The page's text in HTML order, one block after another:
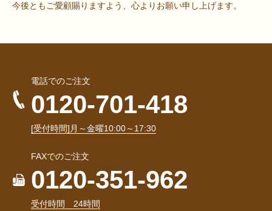
今後ともご愛顧賜りますよう、心よりお願い申し上げます。
電話でのご注文
0120-701-418
[受付時間]月～金曜10:00～17:30
FAXでのご注文
0120-351-962
受付時間 24時間